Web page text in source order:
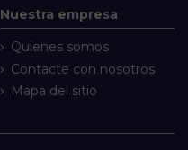
Nuestra empresa
Quienes somos
Contacte con nosotros
Mapa del sitio